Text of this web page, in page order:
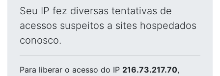
Seu IP fez diversas tentativas de
acessos suspeitos a sites hospedados
conosco.
Para liberar o acesso do IP 216.73.217.70,